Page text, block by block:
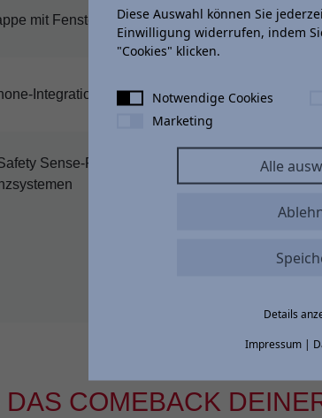
mit Fenster
Integration
Sense-Paket mit vielen
COMEBACK
Diese Auswahl können Sie
Einwilligung widerrufen, indem
"Cookies" klicken.
Notwendige Cookies
Marketing
Alle
Details
Impressum|